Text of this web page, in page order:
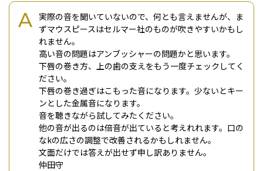
実際の音を聞いていないので、何とも言えませんが、ま
ずマウスピースはセルマー社のものが吹きやすいかもし
れません。
高い音の問題はアンブッシャーの問題かと思います。
下唇の巻き方、上の歯の支えをもう一度チェックしてく
ださい。
下唇の巻き過ぎはこもった音になります。少ないとキー
ンとした金属音になります。
音を聴きながら試してみたください。
他の音が出るのは倍音が出ていると考えれれます。口の
なkの広さの調整で改善されるかもしれません。
文面だけでは答えが出せず申し訳ありません。
仲田守